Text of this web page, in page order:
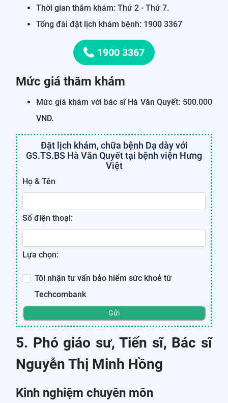
Thời gian thăm khám: Thứ 2 - Thứ 7.
Tổng đài đặt lịch khám bệnh: 1900 3367
1900 3367
Mức giá thăm khám
Mức giá khám với bác sĩ Hà Văn Quyết: 500.000
VND.
Đặt lịch khám, chữa bệnh Dạ dày với
GS.TS.BS Hà Văn Quyết tại bệnh viện Hưng
Việt
Họ & Tên
Số điện thoại:
Lựa chọn:
Tôi nhận tư vấn bảo hiểm sức khoẻ từ
Techcombank
Gửi
5. Phó giáo sư, Tiến sĩ, Bác sĩ
Nguyễn Thị Minh Hồng
Kinh nghiệm chuyên môn